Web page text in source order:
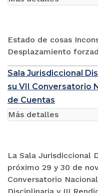
Estado de cosas
Desplazamiento
Sala Jurisdiccional
su VII Conversatorio
de Cuentas
La Sala Jurisdiccional
próximo 29 y 30 de
Conversatorio
Disciplinaria y III
Más detalles